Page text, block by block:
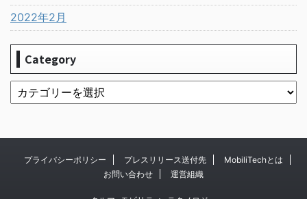
2022年2月
Category
プライバシーポリシー プレスリリース送付先
MobiliTechとは
お問い合わせ
運営組織